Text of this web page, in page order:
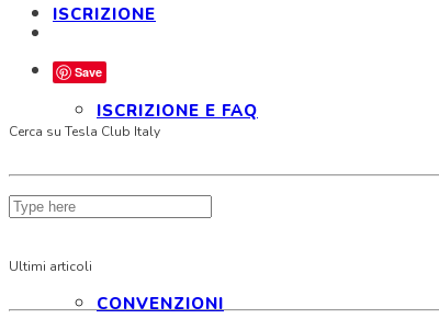
ISCRIZIONE
ISCRIZIONE E FAQ
CONVENZIONI
Save
Cerca su Tesla Club Italy
Ultimi articoli